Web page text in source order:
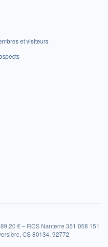
et visiteurs
€ – RCS Nanterre 351 058 151
CS 80134, 92772